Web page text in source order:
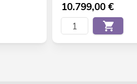
10.799,00€